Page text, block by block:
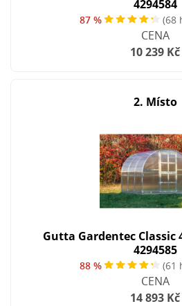
4294584
87 % (68
CENA
10 239 Kč
2. Místo
Gutta Gardentec Classic
4294585
88 % (61
CENA
14 893 Kč